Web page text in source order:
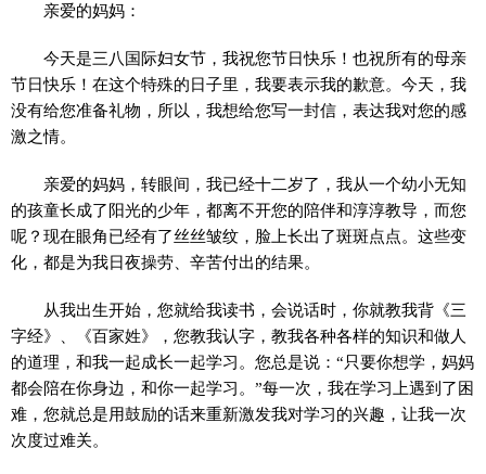
亲爱的妈妈：
今天是三八国际妇女节，我祝您节日快乐！也祝所有的母亲
节日快乐！在这个特殊的日子里，我要表示我的歉意。今天，我
没有给您准备礼物，所以，我想给您写一封信，表达我对您的感
激之情。
亲爱的妈妈，转眼间，我已经十二岁了，我从一个幼小无知
的孩童长成了阳光的少年，都离不开您的陪伴和淳淳教导，而您
呢？现在眼角已经有了丝丝皱纹，脸上长出了斑斑点点。这些变
化，都是为我日夜操劳、辛苦付出的结果。
从我出生开始，您就给我读书，会说话时，你就教我背《三
字经》、《百家姓》，您教我认字，教我各种各样的知识和做人
的道理，和我一起成长一起学习。您总是说：“只要你想学，妈妈
都会陪在你身边，和你一起学习。”每一次，我在学习上遇到了困
难，您就总是用鼓励的话来重新激发我对学习的兴趣，让我一次
次度过难关。